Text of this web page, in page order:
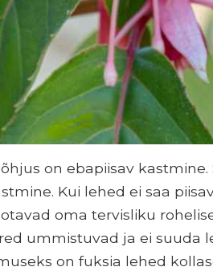
on ebapiisav kastmine.
Kui lehed ei saa
oma tervisliku
ummistuvad ja ei suuda
on fuksia lehed